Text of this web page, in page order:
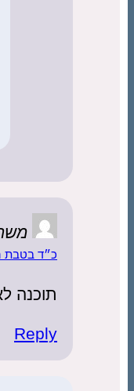
כ״ד בטבת
תוכנה
Reply